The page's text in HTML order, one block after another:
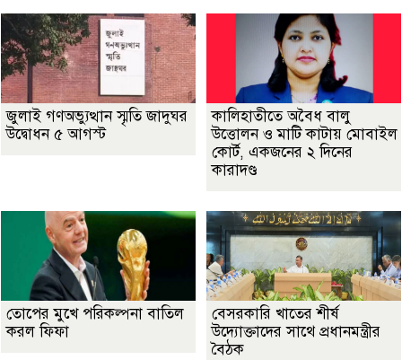
জুলাই গণঅভ্যুত্থান স্মৃতি জাদুঘর
উদ্বোধন ৫ আগস্ট
কালিহাতীতে অবৈধ বালু
উত্তোলন ও মাটি কাটায় মোবাইল
কোর্ট, একজনের ২ দিনের
কারাদণ্ড
তোপের মুখে পরিকল্পনা বাতিল
করল ফিফা
বেসরকারি খাতের শীর্ষ
উদ্যোক্তাদের সাথে প্রধানমন্ত্রীর
বৈঠক